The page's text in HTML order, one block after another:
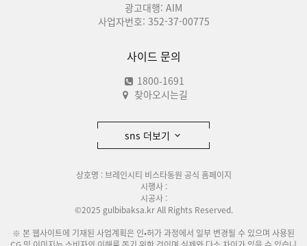
광고대행: AIM
사업자번호: 352-37-00775
사이드 문의
1800-1691
찾아오시는길
sns 더보기
상호명 : 브레인시티 비스타동원 공식 홈페이지
시행사 :
시공사 :
©2025 gulbibaksa.kr All Rights Reserved.
※ 본 웹사이트에 기재된 사업계획은 인•허가 과정에서 일부 변경될 수 있으며 사용된